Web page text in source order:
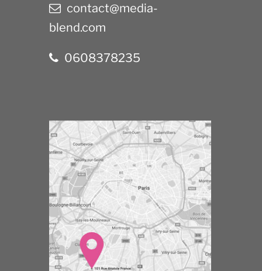
contact@media-
blend.com
0608378235